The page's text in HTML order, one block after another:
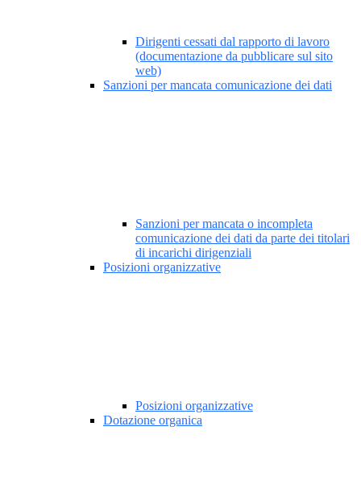
Dirigenti cessati dal rapporto di lavoro
(documentazione da pubblicare sul sito
web)
Sanzioni per mancata comunicazione dei dati
Sanzioni per mancata o incompleta
comunicazione dei dati da parte dei titolari
di incarichi dirigenziali
Posizioni organizzative
Posizioni organizzative
Dotazione organica